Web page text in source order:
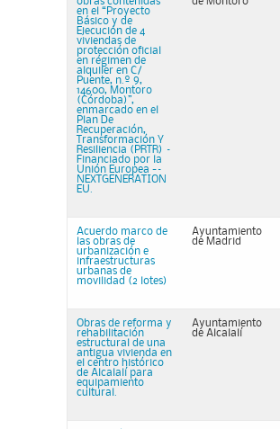
en el “Proyecto
Básico y de
Ejecución de 4
viviendas de
protección oficial
en régimen de
alquiler en C/
Puente, n.º 9,
14600, Montoro
(Córdoba)”,
enmarcado en el
Plan De
Recuperación,
Transformación Y
Resiliencia (PRTR) –
Financiado por la
Unión Europea -–
NEXTGENERATION
EU.
Acuerdo marco de
las obras de
urbanización e
infraestructuras
urbanas de
movilidad (2 lotes)
Ayuntamiento
de Madrid
Obras de reforma y
rehabilitación
estructural de una
antigua vivienda en
el centro histórico
de Alcalalí para
equipamiento
cultural.
Ayuntamiento
de Alcalalí